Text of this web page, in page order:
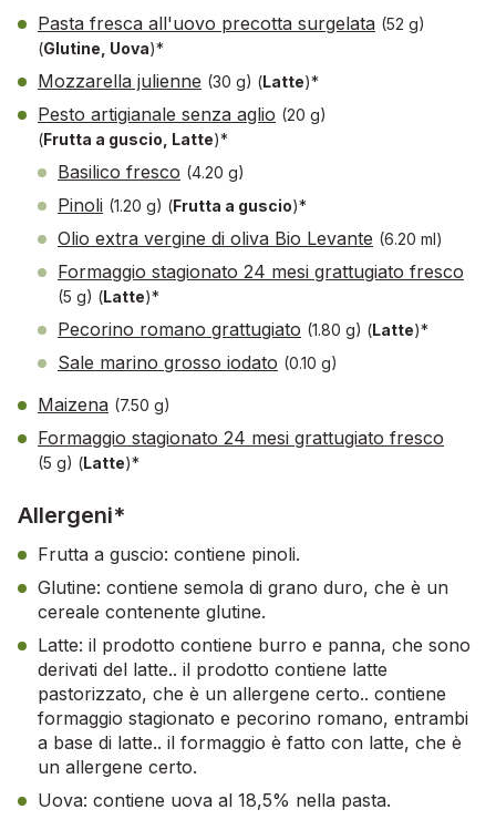
Pasta fresca all'uovo precotta surgelata (52 g)
(Glutine, Uova)*
Mozzarella julienne (30 g) (Latte)*
Pesto artigianale senza aglio (20 g)
(Frutta a guscio, Latte)*
Basilico fresco (4.20 g)
Pinoli (1.20 g) (Frutta a guscio)*
Olio extra vergine di oliva Bio Levante (6.20 ml)
Formaggio stagionato 24 mesi grattugiato fresco
(5 g) (Latte)*
Pecorino romano grattugiato (1.80 g) (Latte)*
Sale marino grosso iodato (0.10 g)
Maizena (7.50 g)
Formaggio stagionato 24 mesi grattugiato fresco
(5 g) (Latte)*
Allergeni*
Frutta a guscio: contiene pinoli.
Glutine: contiene semola di grano duro, che è un
cereale contenente glutine.
Latte: il prodotto contiene burro e panna, che sono
derivati del latte.. il prodotto contiene latte
pastorizzato, che è un allergene certo.. contiene
formaggio stagionato e pecorino romano, entrambi
a base di latte.. il formaggio è fatto con latte, che è
un allergene certo.
Uova: contiene uova al 18,5% nella pasta.